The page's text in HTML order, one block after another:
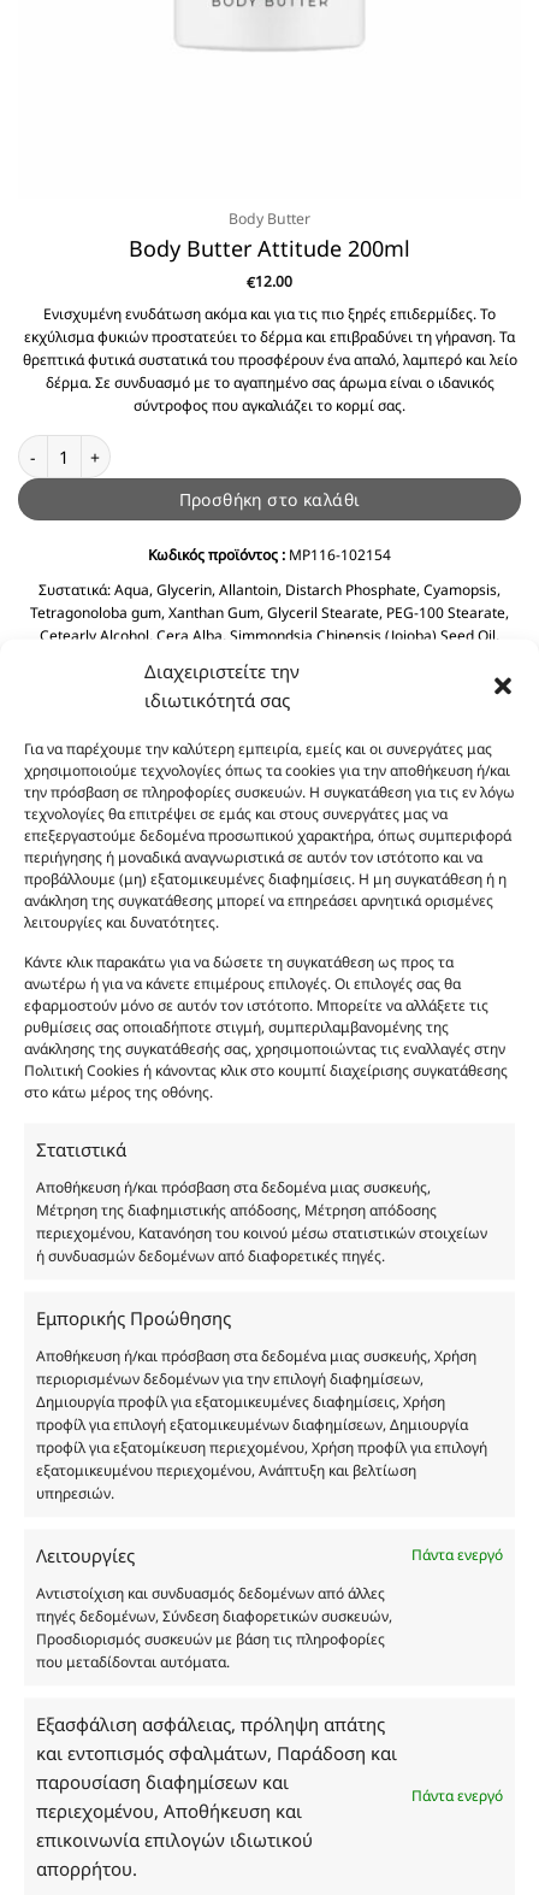
Διαχειριστείτε την
ιδιωτικότητά σας
Για να παρέχουμε την καλύτερη εμπειρία, εμείς και οι συνεργάτες μας
χρησιμοποιούμε τεχνολογίες όπως τα cookies για την αποθήκευση ή/και
την πρόσβαση σε πληροφορίες συσκευών. Η συγκατάθεση για τις εν λόγω
τεχνολογίες θα επιτρέψει σε εμάς και στους συνεργάτες μας να
επεξεργαστούμε δεδομένα προσωπικού χαρακτήρα, όπως συμπεριφορά
περιήγησης ή μοναδικά αναγνωριστικά σε αυτόν τον ιστότοπο και να
προβάλλουμε (μη) εξατομικευμένες διαφημίσεις. Η μη συγκατάθεση ή η
ανάκληση της συγκατάθεσης μπορεί να επηρεάσει αρνητικά ορισμένες
λειτουργίες και δυνατότητες.
Κάντε κλικ παρακάτω για να δώσετε τη συγκατάθεση ως προς τα
ανωτέρω ή για να κάνετε επιμέρους επιλογές. Οι επιλογές σας θα
εφαρμοστούν μόνο σε αυτόν τον ιστότοπο. Μπορείτε να αλλάξετε τις
ρυθμίσεις σας οποιαδήποτε στιγμή, συμπεριλαμβανομένης της
ανάκλησης της συγκατάθεσής σας, χρησιμοποιώντας τις εναλλαγές στην
Πολιτική Cookies ή κάνοντας κλικ στο κουμπί διαχείρισης συγκατάθεσης
στο κάτω μέρος της οθόνης.
Στατιστικά
Αποθήκευση ή/και πρόσβαση στα δεδομένα μιας συσκευής,
Μέτρηση της διαφημιστικής απόδοσης, Μέτρηση απόδοσης
περιεχομένου, Κατανόηση του κοινού μέσω στατιστικών στοιχείων
ή συνδυασμών δεδομένων από διαφορετικές πηγές.
Εμπορικής Προώθησης
Αποθήκευση ή/και πρόσβαση στα δεδομένα μιας συσκευής, Χρήση
περιορισμένων δεδομένων για την επιλογή διαφημίσεων,
Δημιουργία προφίλ για εξατομικευμένες διαφημίσεις, Χρήση
προφίλ για επιλογή εξατομικευμένων διαφημίσεων, Δημιουργία
προφίλ για εξατομίκευση περιεχομένου, Χρήση προφίλ για επιλογή
εξατομικευμένου περιεχομένου, Ανάπτυξη και βελτίωση
υπηρεσιών.
Λειτουργίες
Πάντα ενεργό
Αντιστοίχιση και συνδυασμός δεδομένων από άλλες
πηγές δεδομένων, Σύνδεση διαφορετικών συσκευών,
Προσδιορισμός συσκευών με βάση τις πληροφορίες
που μεταδίδονται αυτόματα.
Εξασφάλιση ασφάλειας, πρόληψη απάτης
και εντοπισμός σφαλμάτων, Παράδοση και
παρουσίαση διαφημίσεων και
περιεχομένου, Αποθήκευση και
επικοινωνία επιλογών ιδιωτικού
απορρήτου.
Πάντα ενεργό
Body Butter
Body Butter Attitude 200ml
€12.00
Ενισχυμένη ενυδάτωση ακόμα και για τις πιο ξηρές επιδερμίδες. Το
εκχύλισμα φυκιών προστατεύει το δέρμα και επιβραδύνει τη γήρανση. Τα
θρεπτικά φυτικά συστατικά του προσφέρουν ένα απαλό, λαμπερό και λείο
δέρμα. Σε συνδυασμό με το αγαπημένο σας άρωμα είναι ο ιδανικός
σύντροφος που αγκαλιάζει το κορμί σας.
Body Butter Attitude 200ml ποσότητα
Προσθήκη στο καλάθι
Κωδικός προϊόντος : MP116-102154
Συστατικά:Aqua, Glycerin, Allantoin, Distarch Phosphate, Cyamopsis,
Tetragonoloba gum, Xanthan Gum, Glyceril Stearate, PEG-100 Stearate,
Cetearly Alcohol, Cera Alba, Simmondsia Chinensis (Jojoba) Seed Oil,
Helianthus Annuus Seed Oil, Prunus Amygdalus Dulcis (Sweet Almond) Oil
Tocopheryl Acetate, Cyclopentasiloxane, Phenoxyethanol, Chlorphenesin
Οι φωτογραφίες των προϊόντων είναι ενδεικτικές
και δεν είναι προς πώληση το εικονιζόμενο προϊόν.
Σκοπός τους είναι η διευκόλυνση της επιλογής σας.
Σε καμία περίπτωση δεν αντιστοιχούν στα
αυθεντικά αρώματα και δεν ανταποκρίνονται στην
πραγματικότητα. Πρόθεση της επιχείρησης μας δεν
είναι η παραπλάνηση και η εξαπάτηση του
χύμα μορφή και είναι εμπνευσμένα από τα
αντίστοιχα αυθεντικά γνωστών οίκων. Οι
ονομασίες, οι εικόνες και τα σήματα των
προϊόντων αποτελούν αναφαίρετη και
κατοχυρωμένη εμπορικά ιδιοκτησία των
υπόκεινται σε πνευματικά δικαιώματα.
Eau de parfum
Τηλ. 2314 016010
ΑΦΜ 803285309
ΓΕΜΗ 193802504000
Ωράριο Καταστήματος
Δευτέρα: 08:30–16:30
Τρίτη: 08:30–16:30
Τετάρτη: 08:30–16:30
Πέμπτη: 08:30–16:30